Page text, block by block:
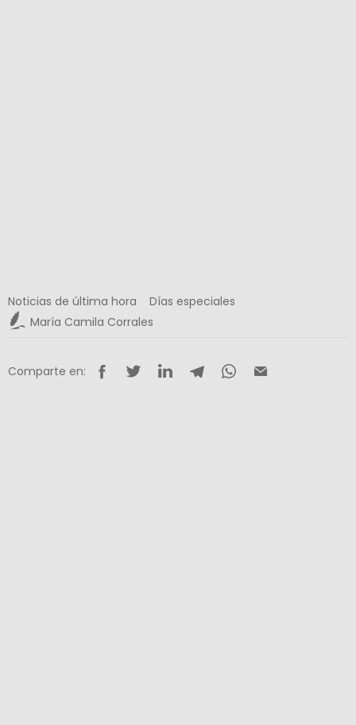
Noticias de última hora
Días especiales
María Camila Corrales
Comparte en: